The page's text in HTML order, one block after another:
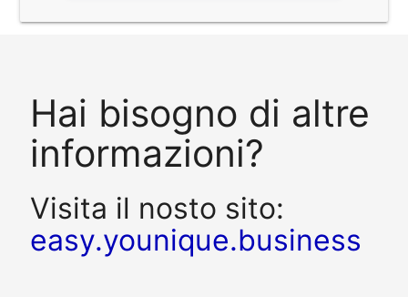
Hai bisogno di altre
informazioni?
Visita il nosto sito:
easy.younique.business